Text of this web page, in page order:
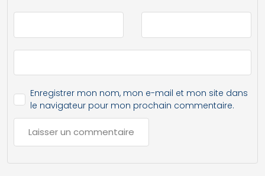
Enregistrer mon nom, mon e-mail et mon site dans
le navigateur pour mon prochain commentaire.